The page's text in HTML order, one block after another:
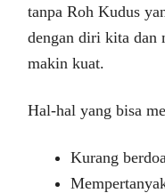
tanpa Roh Kudus
dengan diri kita dan
makin kuat.
Hal-hal yang bisa
Kurang